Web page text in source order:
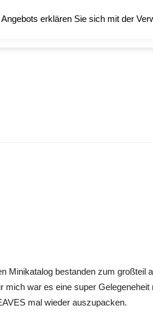
Minikatalog bestanden zum großteil
mich war es eine super
mal wieder auszupacken.
erklären Sie sich mit der